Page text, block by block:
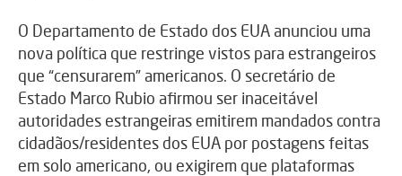
O Departamento de Estado dos EUA anunciou uma
nova política que restringe vistos para estrangeiros
que “censurarem” americanos. O secretário de
Estado Marco Rubio afirmou ser inaceitável
autoridades estrangeiras emitirem mandados contra
cidadãos/residentes dos EUA por postagens feitas
em solo americano, ou exigirem que plataformas